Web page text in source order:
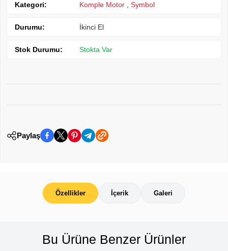
Kategori: Komple Motor Symbol
Durumu: İkinci El
Stok Durumu: Stokta Var
Paylaş
Özellikler İçerik Galeri
Bu Ürüne Benzer Ürünler